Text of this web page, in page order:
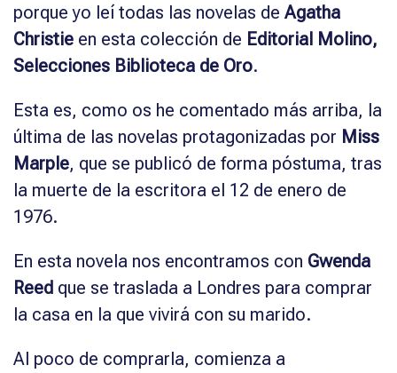
porque yo leí todas las novelas de Agatha
Christie en esta colección de Editorial Molino,
Selecciones Biblioteca de Oro.
Esta es, como os he comentado más arriba, la
última de las novelas protagonizadas por Miss
Marple, que se publicó de forma póstuma, tras
la muerte de la escritora el 12 de enero de
1976.
En esta novela nos encontramos con Gwenda
Reed que se traslada a Londres para comprar
la casa en la que vivirá con su marido.
Al poco de comprarla, comienza a